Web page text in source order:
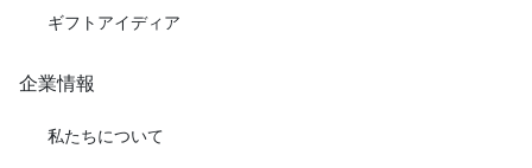
ギフトアイディア
企業情報
私たちについて